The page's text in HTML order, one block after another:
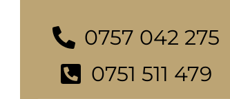
0757 042 275
0751 511 479